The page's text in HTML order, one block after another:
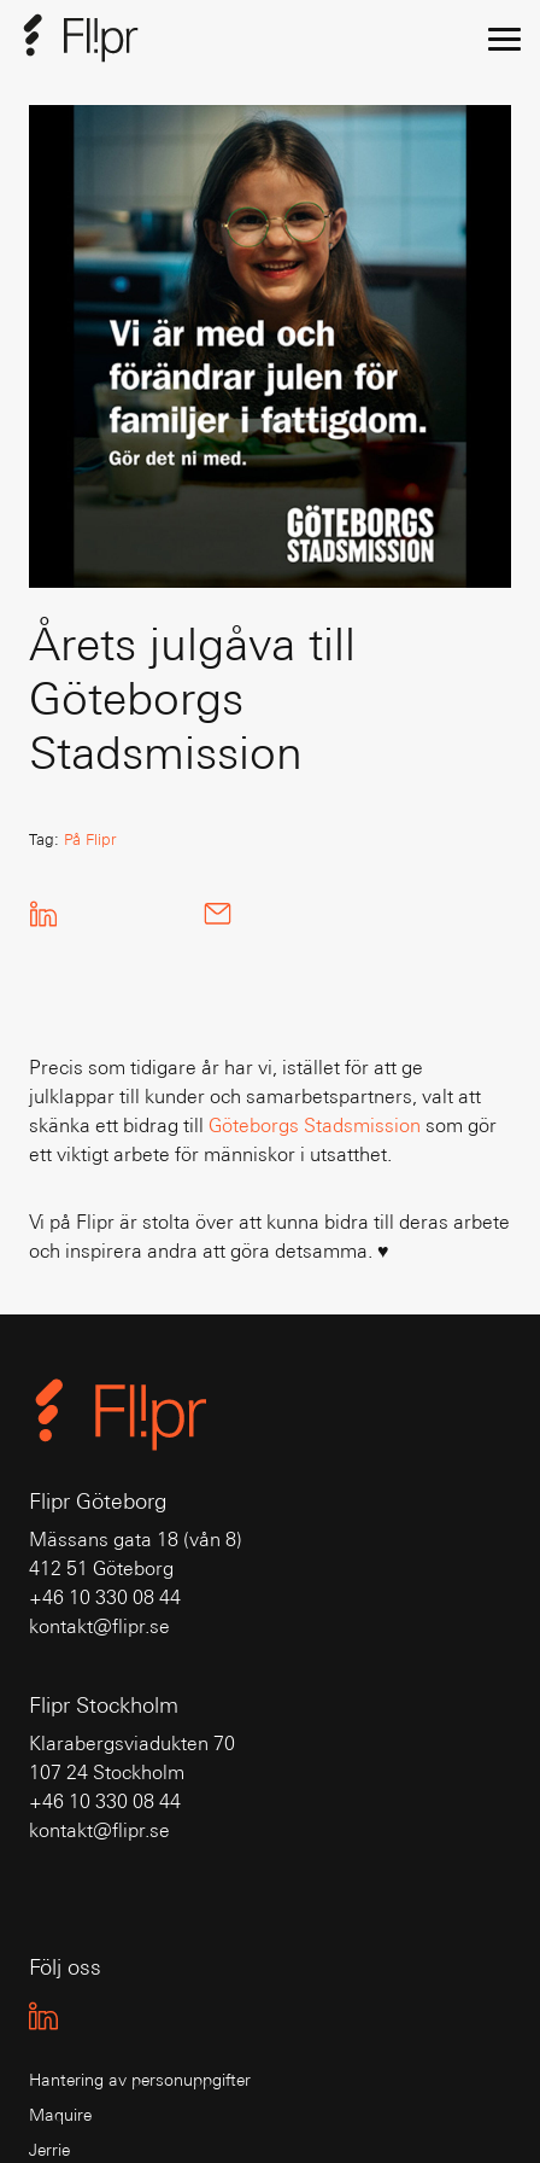
Årets julgåva till
Göteborgs
Stadsmission
Tag: På Flipr
Precis som tidigare år har vi, istället för att ge
julklappar till kunder och samarbetspartners, valt att
skänka ett bidrag till Göteborgs Stadsmission som gör
ett viktigt arbete för människor i utsatthet.
Vi på Flipr är stolta över att kunna bidra till deras arbete
och inspirera andra att göra detsamma. ♥️
Flipr Göteborg
Mässans gata 18 (vån 8)
412 51 Göteborg
+46 10 330 08 44
kontakt@flipr.se
Flipr Stockholm
Klarabergsviadukten 70
107 24 Stockholm
+46 10 330 08 44
kontakt@flipr.se
Följ oss
Hantering av personuppgifter
Maquire
Jerrie